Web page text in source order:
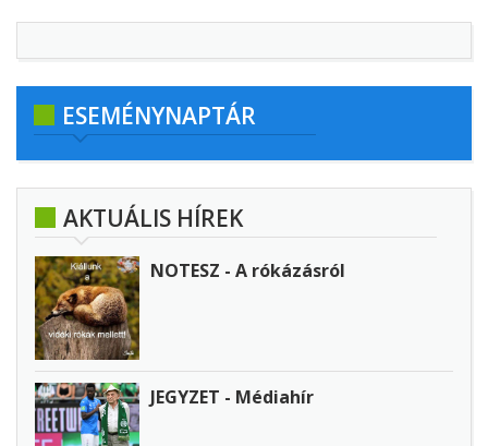
ESEMÉNYNAPTÁR
AKTUÁLIS HÍREK
NOTESZ - A rókázásról
JEGYZET - Médiahír